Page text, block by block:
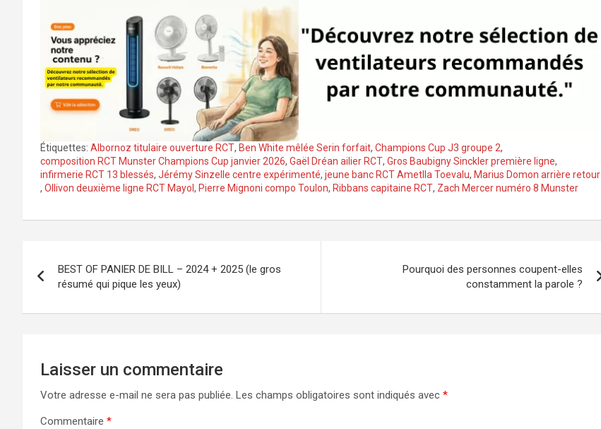
Étiquettes: Albornoz titulaire ouverture RCT, Ben White mêlée Serin forfait, Champions Cup J3 groupe 2,
composition RCT Munster Champions Cup janvier 2026, Gaël Dréan ailier RCT, Gros Baubigny Sinckler première ligne,
infirmerie RCT 13 blessés, Jérémy Sinzelle centre expérimenté, jeune banc RCT Ametlla Toevalu, Marius Domon arrière retour
, Ollivon deuxième ligne RCT Mayol , Pierre Mignoni compo Toulon, Ribbans capitaine RCT, Zach Mercer numéro 8 Munster
de
l’article
BEST OF PANIER DE BILL – 2024 + 2025 (le gros
résumé qui pique les yeux)
Pourquoi des personnes coupent-elles
constamment la parole ?
Laisser un commentaire
Votre adresse e-mail ne sera pas publiée. Les champs obligatoires sont indiqués avec *
Commentaire *